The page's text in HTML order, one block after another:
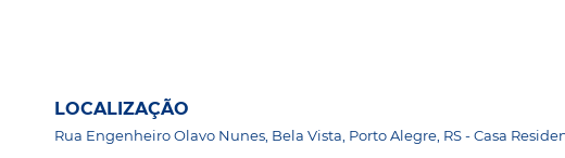
LOCALIZAÇÃO
Rua Engenheiro Olavo Nunes, Bela Vista, Porto Alegre, RS - Casa